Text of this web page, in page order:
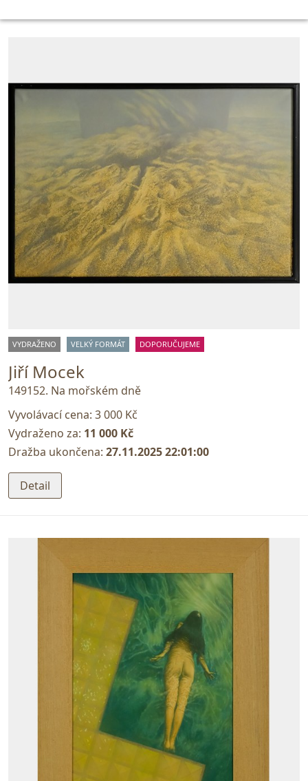
VYDRAŽENO VELKÝ FORMÁT DOPORUČUJEME
Jiří Mocek
149152. Na mořském dně
Vyvolávací cena: 3 000 Kč
Vydraženo za: 11 000 Kč
Dražba ukončena: 27.11.2025 22:01:00
Detail